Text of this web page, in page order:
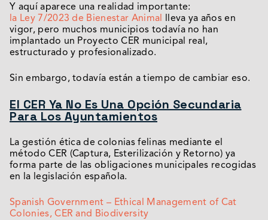
Y aquí aparece una realidad importante:
la Ley 7/2023 de Bienestar Animal lleva ya años en
vigor, pero muchos municipios todavía no han
implantado un Proyecto CER municipal real,
estructurado y profesionalizado.
Sin embargo, todavía están a tiempo de cambiar eso.
El CER Ya No Es Una Opción Secundaria
Para Los Ayuntamientos
La gestión ética de colonias felinas mediante el
método CER (Captura, Esterilización y Retorno) ya
forma parte de las obligaciones municipales recogidas
en la legislación española.
Spanish Government – Ethical Management of Cat
Colonies, CER and Biodiversity